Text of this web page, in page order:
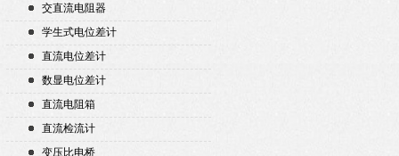
交直流电阻器
学生式电位差计
直流电位差计
数显电位差计
直流电阻箱
直流检流计
变压比电桥